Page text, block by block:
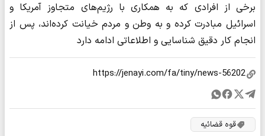
برخی از افرادی که به همکاری با رژیم‌های متجاوز آمریکا و
اسرائیل مبادرت کرده و به وطن و مردم خیانت کرده‌اند، پس از
انجام کار دقیق شناسایی و اطلاعاتی ادامه دارد
قوه قضائیه